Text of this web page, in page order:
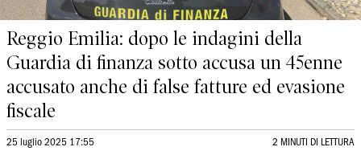
Reggio Emilia: dopo le indagini della
Guardia di finanza sotto accusa un 45enne
accusato anche di false fatture ed evasione
fiscale
25 luglio 2025 17:55 2 MINUTI DI LETTURA